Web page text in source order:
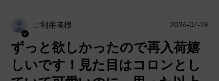
ご利用者様
ずっと欲しかったので再入荷嬉
しいです！見た目はコロンとし
公
2026-07-28